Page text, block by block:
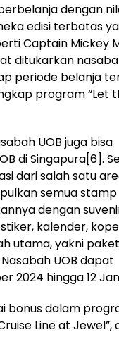
dengan
edisi terbatas
Captain Mickey
ditukarkan
periode belanja
program “Let
UOB juga bisa
di Singapura[6].
dari salah satu
semua
dengan
kalender,
utama, yakni
UOB dapat
2024 hingga 12
bonus dalam
Line at Jewel”,